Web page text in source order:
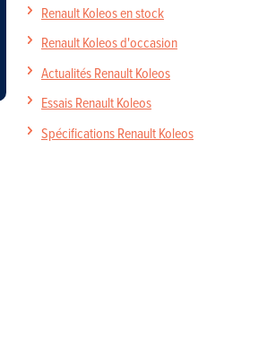
Renault Koleos en stock
Renault Koleos d'occasion
Actualités Renault Koleos
Essais Renault Koleos
Spécifications Renault Koleos